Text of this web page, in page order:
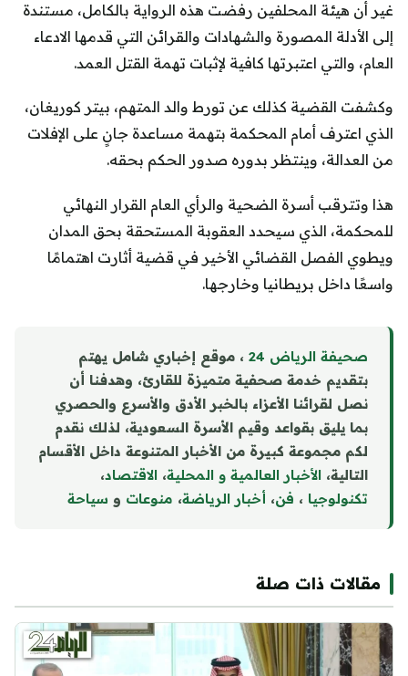
غير أن هيئة المحلفين رفضت هذه الرواية بالكامل، مستندة
إلى الأدلة المصورة والشهادات والقرائن التي قدمها الادعاء
العام، والتي اعتبرتها كافية لإثبات تهمة القتل العمد.
وكشفت القضية كذلك عن تورط والد المتهم، بيتر كوريغان،
الذي اعترف أمام المحكمة بتهمة مساعدة جانٍ على الإفلات
من العدالة، وينتظر بدوره صدور الحكم بحقه.
هذا وتترقب أسرة الضحية والرأي العام القرار النهائي
للمحكمة، الذي سيحدد العقوبة المستحقة بحق المدان
ويطوي الفصل القضائي الأخير في قضية أثارت اهتمامًا
واسعًا داخل بريطانيا وخارجها.
صحيفة الرياض 24
، موقع إخباري شامل يهتم
بتقديم خدمة صحفية متميزة للقارئ، وهدفنا أن
نصل لقرائنا الأعزاء بالخبر الأدق والأسرع والحصري
بما يليق بقواعد وقيم الأسرة السعودية، لذلك نقدم
لكم مجموعة كبيرة من الأخبار المتنوعة داخل الأقسام
التالية، الأخبار العالمية و المحلية، الاقتصاد،
تكنولوجيا ، فن، أخبار الرياضة، منوعات و سياحة
مقالات ذات صلة